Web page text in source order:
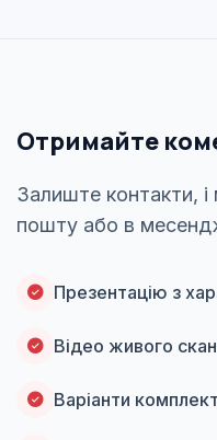
Отримайте
Залиште контакти,
пошту або в
Презентацію з
Відео живого
Варіанти